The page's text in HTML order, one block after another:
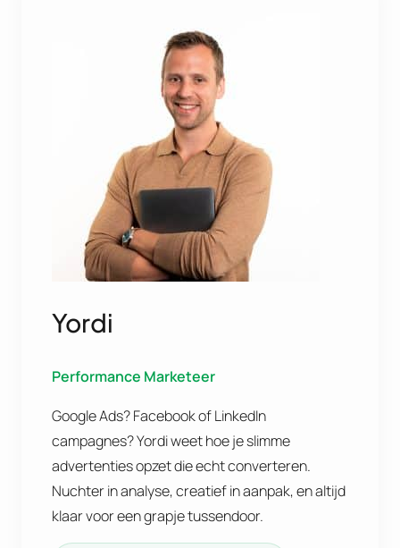
Yordi
Performance Marketeer
Google Ads? Facebook of LinkedIn
campagnes? Yordi weet hoe je slimme
advertenties opzet die echt converteren.
Nuchter in analyse, creatief in aanpak, en altijd
klaar voor een grapje tussendoor.